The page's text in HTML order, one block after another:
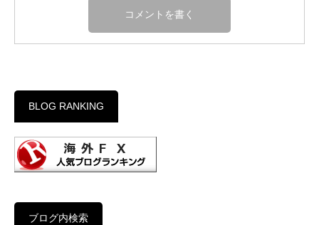
BLOG RANKING
ブログ内検索